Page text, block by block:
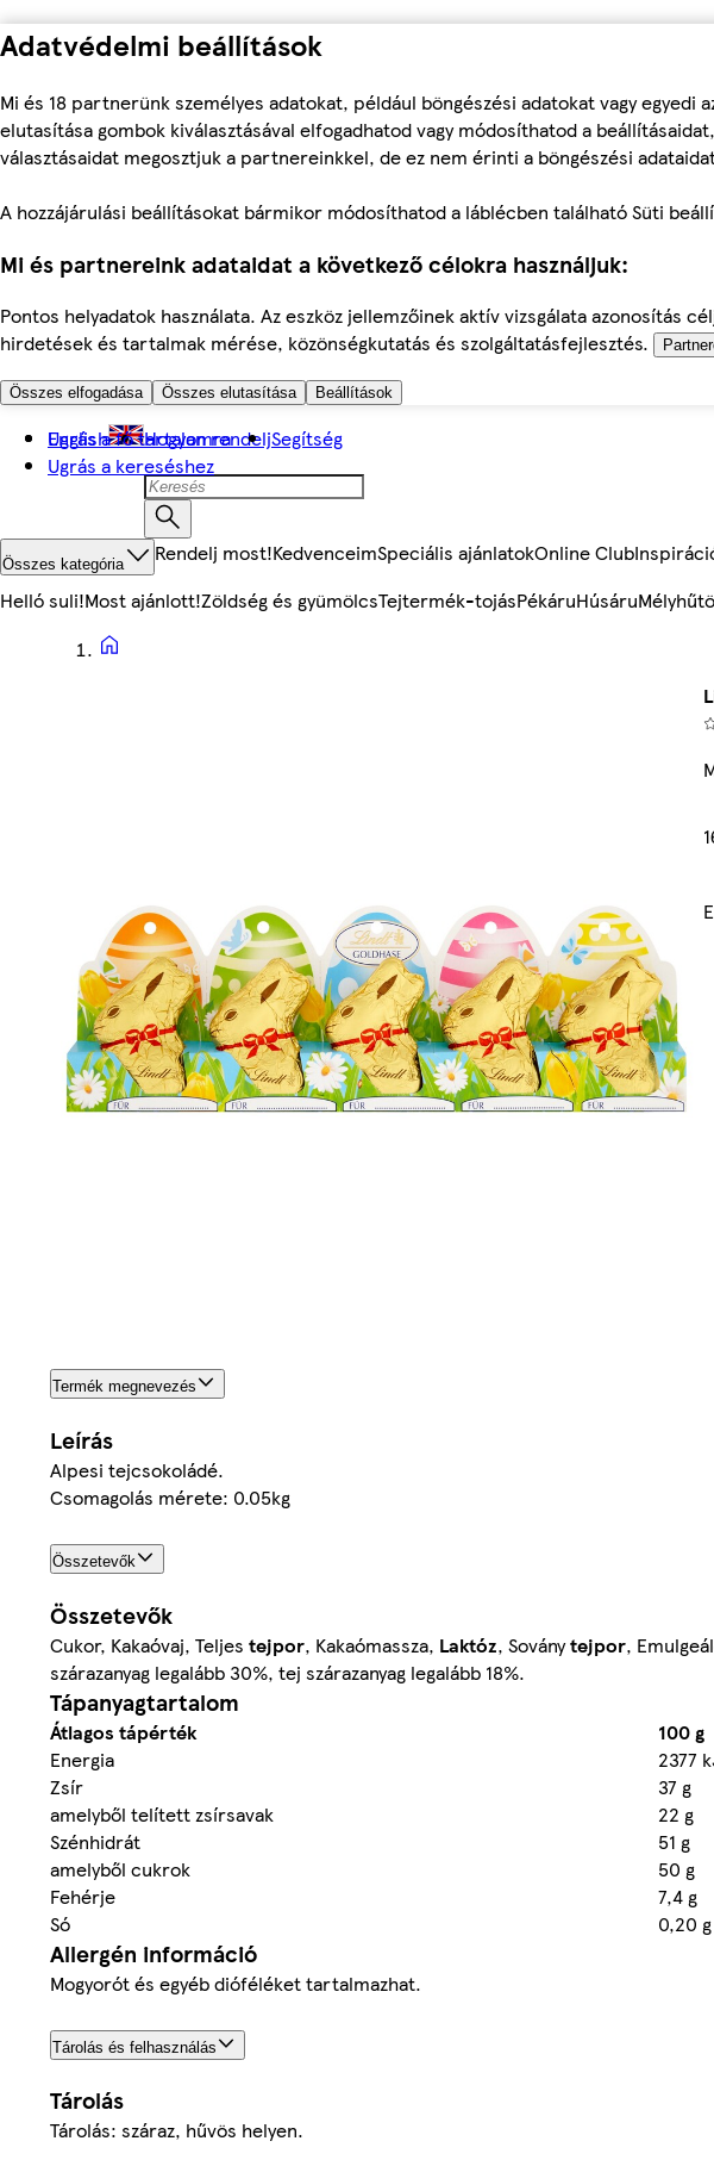
Adatvédelmi beállítások
Mi és 18 partnerünk személyes adatokat, például böngészési adatokat vagy
elutasítása gombok kiválasztásával elfogadhatod vagy módosíthatod a
választásaidat megosztjuk a partnereinkkel, de ez nem érinti a böngészési
A hozzájárulási beállításokat bármikor módosíthatod a láblécben található Süti
Mi és partnereink adataidat a következő célokra használjuk:
Pontos helyadatok használata. Az eszköz jellemzőinek aktív vizsgálata
hirdetések és tartalmak mérése, közönségkutatás és szolgáltatásfejlesztés.
Összes elfogadása Összes elutasítása Beállítások
Ugrás a fő tartalomra
Ugrás a kereséshez
English Hogyan rendeljSegítség
Összes kategória Rendelj most!KedvenceimSpeciális ajánlatokOnline Club
Helló suli!Most ajánlott!Zöldség és gyümölcsTejtermék-tojásPékáruHúsáru
Termék megnevezés
Leírás
Alpesi tejcsokoládé.
Csomagolás mérete: 0.05kg
Összetevők
Összetevők
Cukor, Kakaóvaj, Teljes tejpor, Kakaómassza, Laktóz, Soványtejpor,
szárazanyag legalább 30%, tej szárazanyag legalább 18%.
Tápanyagtartalom
Átlagos tápérték
100 g
Energia
2377
Zsír
37 g
amelyből telített zsírsavak
22 g
Szénhidrát
51 g
amelyből cukrok
50 g
Fehérje
7,4 g
Só
0,20 g
Allergén információ
Mogyorót és egyéb dióféléket tartalmazhat.
Tárolás és felhasználás
Tárolás
Tárolás: száraz, hűvös helyen.